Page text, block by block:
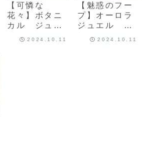
【可憐な
花々】ボタニ
カル ジュム
カピアス2024.10.11
【魅惑のフー
プ】オーロラ
ジュエル ジ
ュムカピアス
2024.10.11